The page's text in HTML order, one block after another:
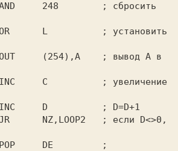
248        ; сбросить
L          ; установить
(254),A    ; вывод A в
C          ; увеличение
D          ; D=D+1
NZ,LOOP2   ; если D<>0,
DE         ;